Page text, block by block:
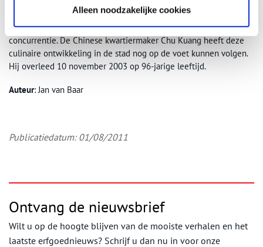
Alleen noodzakelijke cookies
geen sprake meer. Met de vestiging van Italiaanse, Spaanse,
Griekse en Turkse restaurants kent de Chinees geduchte
concurrentie. De Chinese kwartiermaker Chu Kuang heeft deze
culinaire ontwikkeling in de stad nog op de voet kunnen volgen.
Hij overleed 10 november 2003 op 96-jarige leeftijd.
Auteur: Jan van Baar
Publicatiedatum: 01/08/2011
Ontvang de nieuwsbrief
Wilt u op de hoogte blijven van de mooiste verhalen en het
laatste erfgoednieuws? Schrijf u dan nu in voor onze